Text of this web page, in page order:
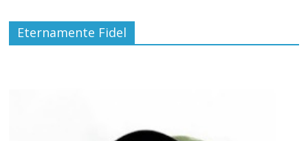
Eternamente Fidel